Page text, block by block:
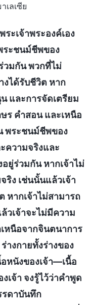
เลเซีย
พระเจ้าพระองค์เอง
ระชนม์ชีพของ
วมกัน พวกที่ไม่
งได้รับชีวิต หาก
และการจัดเตรียม
ร คำสอน และเหนือ
พระชนม์ชีพของ
ความจริงและ
ยู่ร่วมกัน หากเจ้าไม่
ริง เช่นนั้นแล้วเจ้า
หากเจ้าไม่สามารถ
วเจ้าจะไม่มีความ
หนือจากจินตนาการ
างกายทั้งร่างของ
อหนังของเจ้า—เนื้อ
เจ้า จงรู้ไว้ว่าคำพูด
รดาบันทึก